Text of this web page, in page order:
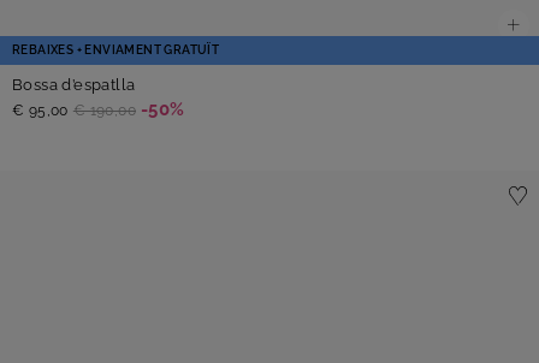
REBAIXES + ENVIAMENT GRATUÏT
Bossa d’espatlla
€ 95,00 € 190,00 -50%